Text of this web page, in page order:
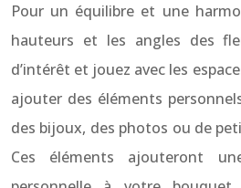
Pour un équilibre et une
hauteurs et les angles des
d’intérêt et jouez avec les
ajouter des éléments
des bijoux, des photos ou de
Ces éléments ajouteront